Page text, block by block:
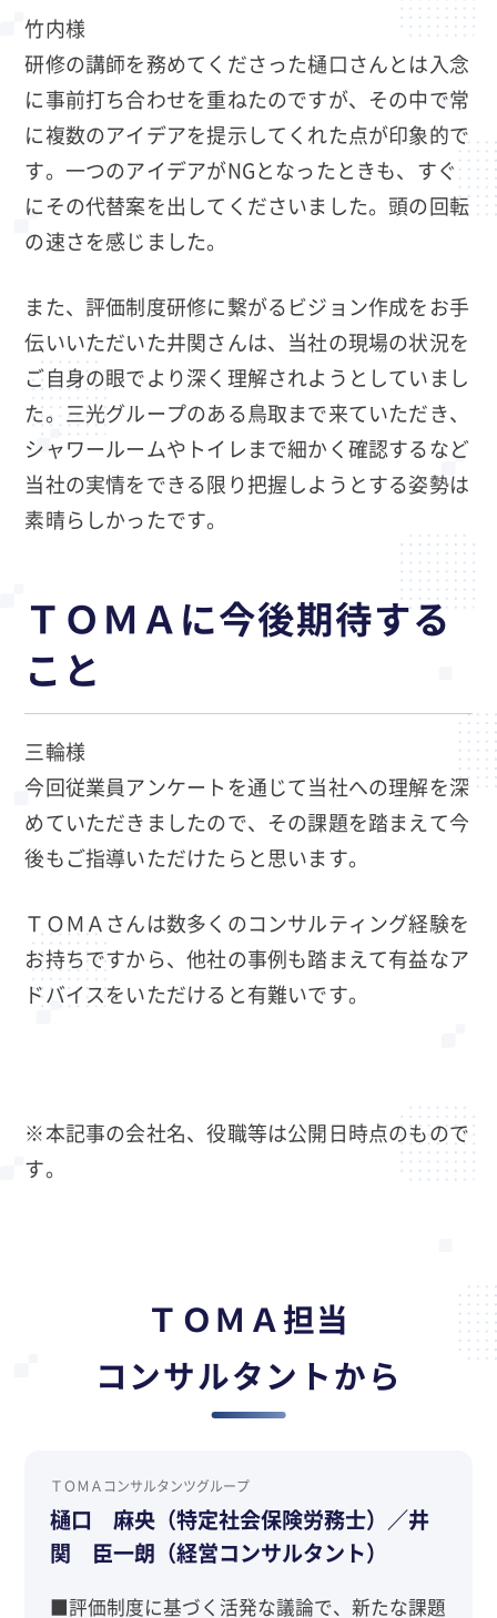
竹内様
研修の講師を務めてくださった樋口さんとは入念
に事前打ち合わせを重ねたのですが、その中で常
に複数のアイデアを提示してくれた点が印象的で
す。一つのアイデアがNGとなったときも、すぐ
にその代替案を出してくださいました。頭の回転
の速さを感じました。
また、評価制度研修に繋がるビジョン作成をお手
伝いいただいた井関さんは、当社の現場の状況を
ご自身の眼でより深く理解されようとしていまし
た。三光グループのある鳥取まで来ていただき、
シャワールームやトイレまで細かく確認するなど
当社の実情をできる限り把握しようとする姿勢は
素晴らしかったです。
ＴＯＭＡに今後期待する
こと
三輪様
今回従業員アンケートを通じて当社への理解を深
めていただきましたので、その課題を踏まえて今
後もご指導いただけたらと思います。
ＴＯＭＡさんは数多くのコンサルティング経験を
お持ちですから、他社の事例も踏まえて有益なア
ドバイスをいただけると有難いです。
※本記事の会社名、役職等は公開日時点のもので
す。
ＴＯＭＡ担当
コンサルタントから
ＴＯＭＡコンサルタンツグループ
樋口 麻央（特定社会保険労務士）／井
関 臣一朗（経営コンサルタント）
■評価制度に基づく活発な議論で、新たな課題